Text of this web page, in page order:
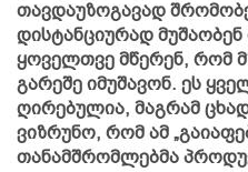
თავდაუზოგავად
დისტანციურად
ყოველთვე მწერენ, რომ
გარეშე იმუშავონ. ეს
ღირებულია, მაგრამ
ვიზრუნო, რომ ამ
თანამშრომლებმა